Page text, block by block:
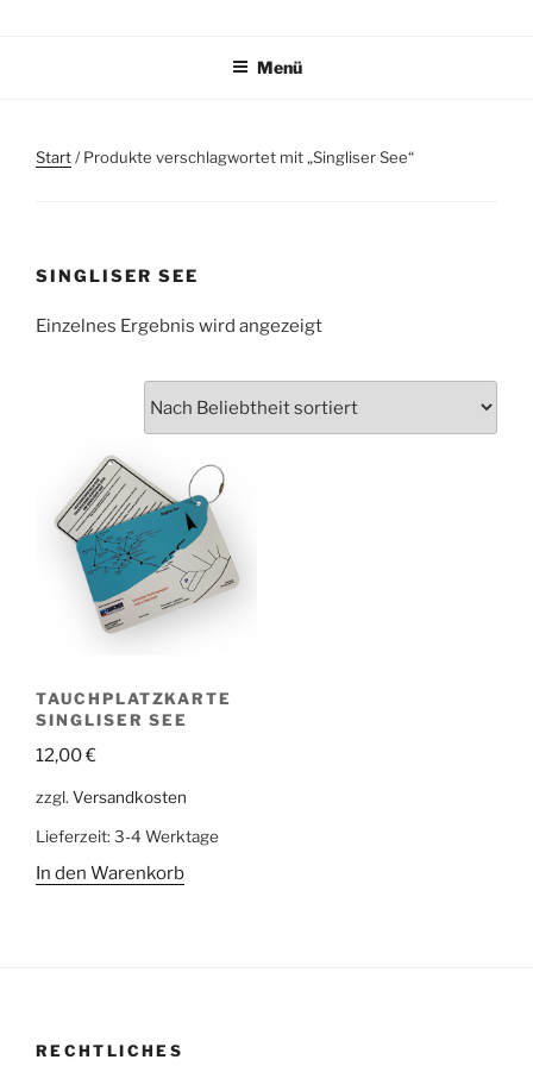
Menü
Start/ Produkte verschlagwortet mit „Singliser See“
SINGLISER SEE
Einzelnes Ergebnis wird angezeigt
TAUCHPLATZKARTE
SINGLISER SEE
12,00€
zzgl. Versandkosten
Lieferzeit: 3-4 Werktage
In den Warenkorb
RECHTLICHES